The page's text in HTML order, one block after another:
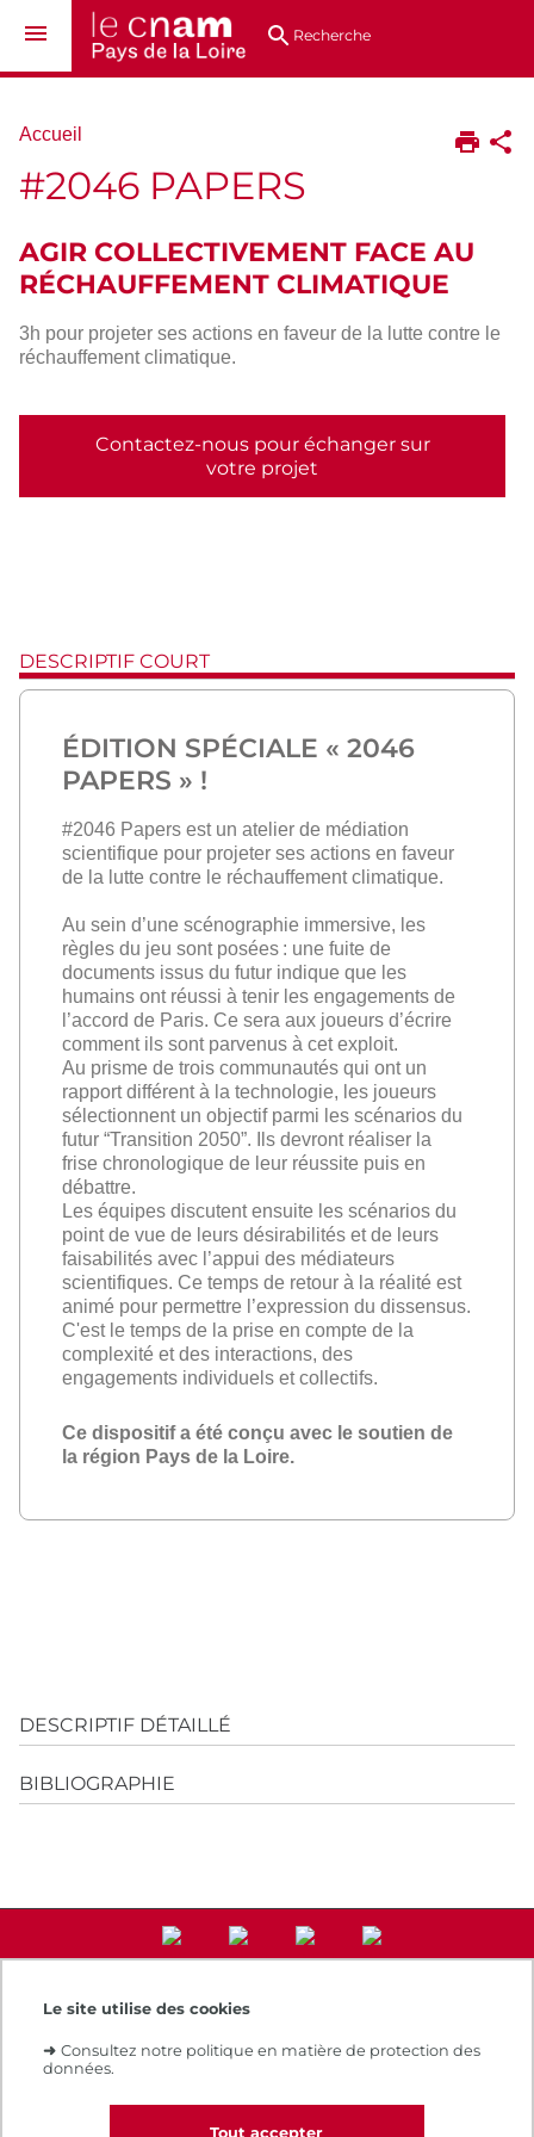
Le site utilise des cookies
➜ Consultez notre politique en matière de protection des
données.
Tout accepter
au
directsRecherche
Vous
ici :
Accueil
#2046 PAPERS
AGIR COLLECTIVEMENT FACE AU
RÉCHAUFFEMENT CLIMATIQUE
3h pour projeter ses actions en faveur de la lutte contre le
réchauffement climatique.
Contactez-nous pour échanger sur
votre projet
DESCRIPTIF COURT
ÉDITION SPÉCIALE « 2046
PAPERS » !
#2046 Papers est un atelier de médiation
scientifique pour projeter ses actions en faveur
de la lutte contre le réchauffement climatique.
Au sein d’une scénographie immersive, les
règles du jeu sont posées : une fuite de
documents issus du futur indique que les
humains ont réussi à tenir les engagements de
l’accord de Paris. Ce sera aux joueurs d’écrire
comment ils sont parvenus à cet exploit.
Au prisme de trois communautés qui ont un
rapport différent à la technologie, les joueurs
sélectionnent un objectif parmi les scénarios du
futur “Transition 2050”. Ils devront réaliser la
frise chronologique de leur réussite puis en
débattre.
Les équipes discutent ensuite les scénarios du
point de vue de leurs désirabilités et de leurs
faisabilités avec l’appui des médiateurs
scientifiques. Ce temps de retour à la réalité est
animé pour permettre l’expression du dissensus.
C'est le temps de la prise en compte de la
complexité et des interactions, des
engagements individuels et collectifs.
Ce dispositif a été conçu avec le soutien de
la région Pays de la Loire.
DESCRIPTIF DÉTAILLÉ
BIBLIOGRAPHIE
Accès direct
Notre e-boutique
Le Cnam recrute
Contacts et plans d'accès